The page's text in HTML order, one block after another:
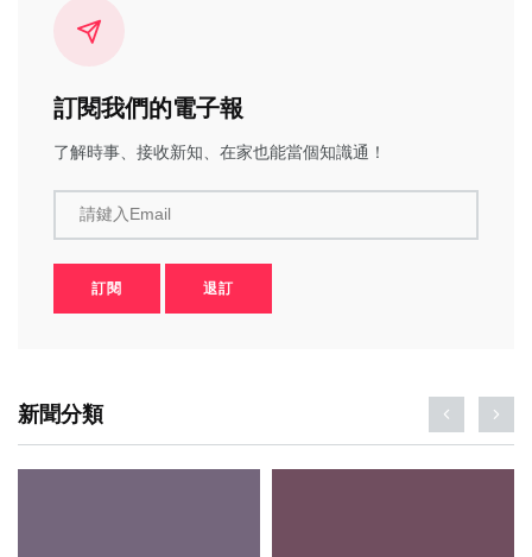
訂閱我們的電子報
了解時事、接收新知、在家也能當個知識通！
請鍵入Email
訂閱 退訂
新聞分類